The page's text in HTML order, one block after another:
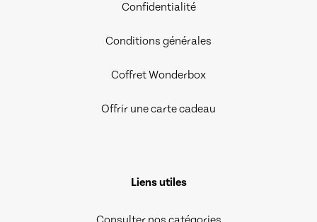
Confidentialité
Conditions générales
Coffret Wonderbox
Offrir une carte cadeau
Liens utiles